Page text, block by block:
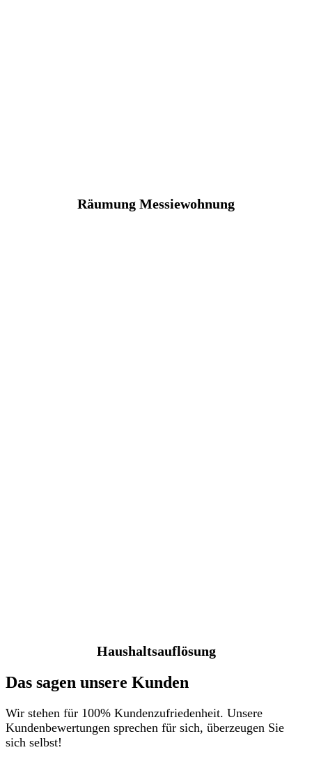
Räumung Messiewohnung
Haushaltsauflösung
Das sagen unsere Kunden
Wir stehen für 100% Kundenzufriedenheit. Unsere
Kundenbewertungen sprechen für sich, überzeugen Sie
sich selbst!